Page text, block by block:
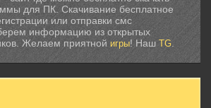
для ПК. Скачивание бесплатное
или отправки смс
информацию из открытых
Желаем приятной игры! НашTG